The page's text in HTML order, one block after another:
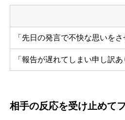
「先日の発言で不快な思いを
「報告が遅れてしまい申し訳
相手の反応を受け止めて